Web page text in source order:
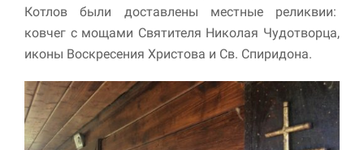
Котлов были доставлены местные реликвии:
ковчег с мощами Святителя Николая Чудотворца,
иконы Воскресения Христова и Св. Спиридона.